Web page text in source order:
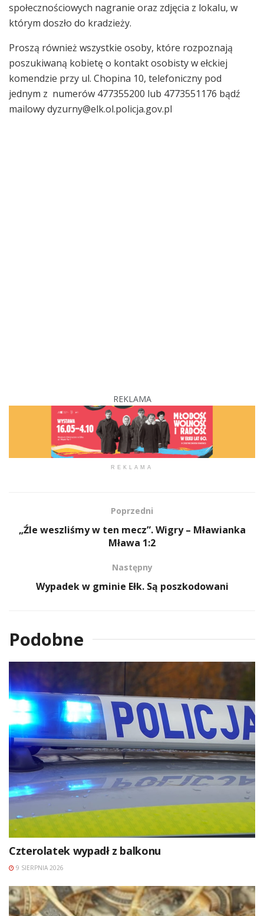
społecznościowych nagranie oraz zdjęcia z lokalu, w
którym doszło do kradzieży.
Proszą również wszystkie osoby, które rozpoznają
poszukiwaną kobietę o kontakt osobisty w ełckiej
komendzie przy ul. Chopina 10, telefoniczny pod
jednym z numerów 477355200 lub 4773551176 bądź
mailowy dyzurny@elk.ol.policja.gov.pl
REKLAMA
REKLAMA
Poprzedni
„Źle weszliśmy w ten mecz”. Wigry – Mławianka
Mława 1:2
Następny
Wypadek w gminie Ełk. Są poszkodowani
Podobne
Czterolatek wypadł z balkonu
9 SIERPNIA 2026